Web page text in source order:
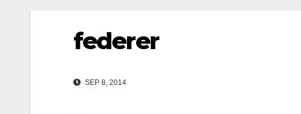
federer
SEP 8, 2014